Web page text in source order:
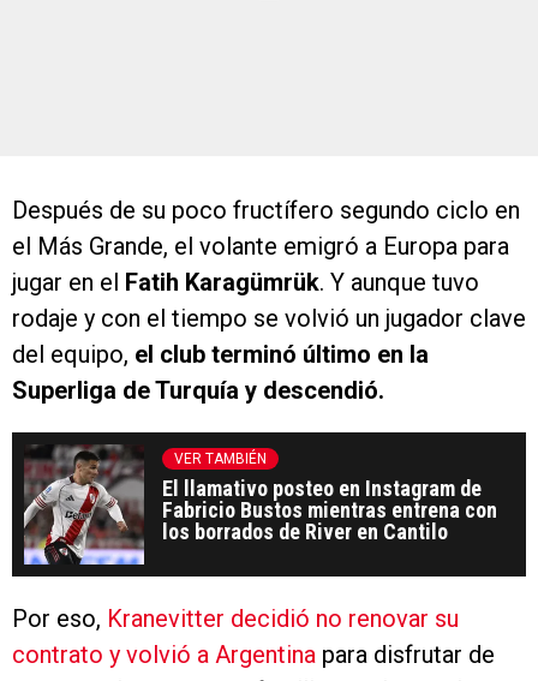
Después de su poco fructífero segundo ciclo en
el Más Grande, el volante emigró a Europa para
jugar en el Fatih Karagümrük. Y aunque tuvo
rodaje y con el tiempo se volvió un jugador clave
del equipo, el club terminó último en la
Superliga de Turquía y descendió.
VER TAMBIÉN
El llamativo posteo en Instagram de
Fabricio Bustos mientras entrena con
los borrados de River en Cantilo
Por eso, Kranevitter decidió no renovar su
contrato y volvió a Argentina para disfrutar de